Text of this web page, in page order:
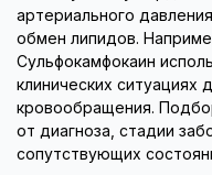
артериального
обмен липидов.
Сульфокамфокаин
клинических ситуациях
кровообращения.
от диагноза, стадии
сопутствующих